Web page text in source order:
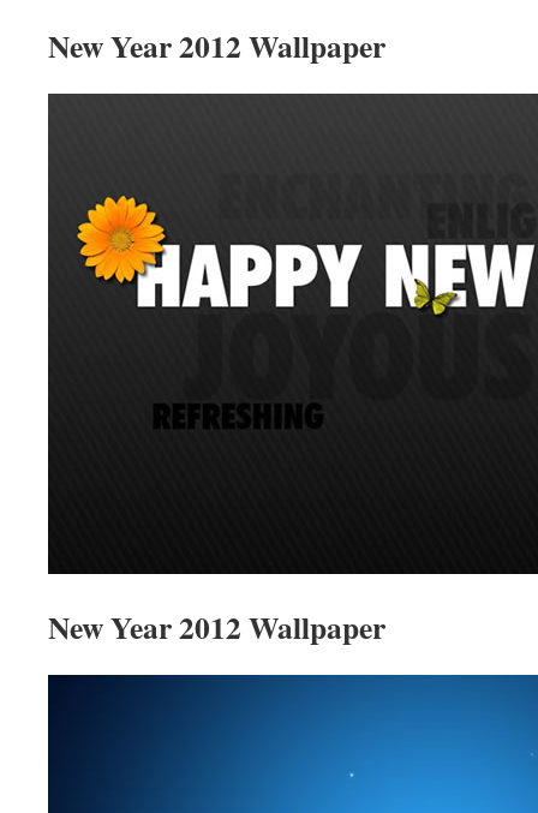
New Year 2012 Wallpaper
New Year 2012 Wallpaper